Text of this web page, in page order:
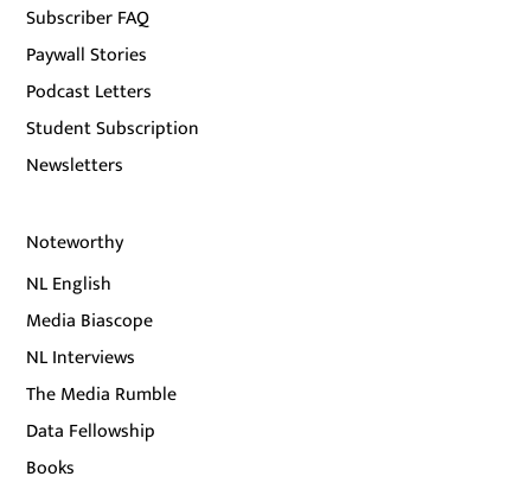
Subscriber FAQ
Paywall Stories
Podcast Letters
Student Subscription
Newsletters
Noteworthy
NL English
Media Biascope
NL Interviews
The Media Rumble
Data Fellowship
Books